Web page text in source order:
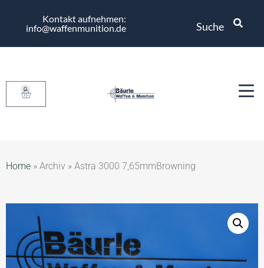
Kontakt aufnehmen:
info@waffenmunition.de
Suche
0
Home » Archiv » Astra 3000 7,65mmBrowning